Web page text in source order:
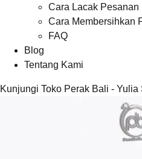
Cara Lacak Pesanan
Cara Membersihkan
FAQ
Blog
Tentang Kami
Kunjungi Toko Perak Bali - Yulia